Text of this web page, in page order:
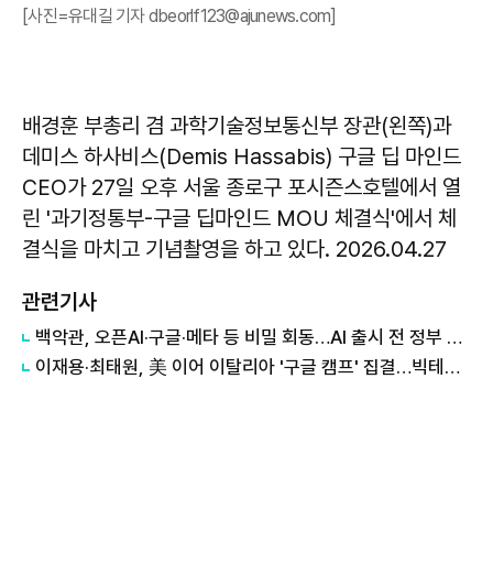
[사진=유대길 기자 dbeorlf123@ajunews.com]
배경훈 부총리 겸 과학기술정보통신부 장관(왼쪽)과
데미스 하사비스(Demis Hassabis) 구글 딥 마인드
CEO가 27일 오후 서울 종로구 포시즌스호텔에서 열
린 '과기정통부-구글 딥마인드 MOU 체결식'에서 체
결식을 마치고 기념촬영을 하고 있다. 2026.04.27
관련기사
백악관, 오픈AI·구글·메타 등 비밀 회동…AI 출시 전 정부 검토 논의
이재용·최태원, 美 이어 이탈리아 '구글 캠프' 집결…빅테크 AI 동맹 속도↑